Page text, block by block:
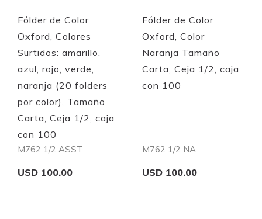
Fólder de Color
Oxford, Colores
Surtidos: amarillo,
azul, rojo, verde,
naranja (20 folders
por color), Tamaño
Carta, Ceja 1/2, caja
con 100
M762 1/2 ASST
USD 100.00
Fólder de Color
Oxford, Color
Naranja Tamaño
Carta, Ceja 1/2, caja
con 100
M762 1/2 NA
USD 100.00